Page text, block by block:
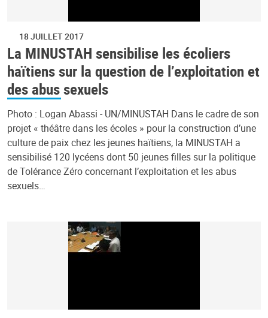
18 JUILLET 2017
La MINUSTAH sensibilise les écoliers
haïtiens sur la question de l’exploitation et
des abus sexuels
Photo : Logan Abassi - UN/MINUSTAH Dans le cadre de son
projet « théâtre dans les écoles » pour la construction d’une
culture de paix chez les jeunes haïtiens, la MINUSTAH a
sensibilisé 120 lycéens dont 50 jeunes filles sur la politique
de Tolérance Zéro concernant l’exploitation et les abus
sexuels…